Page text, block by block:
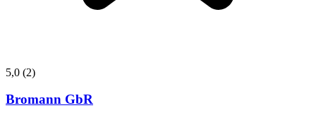
5,0 (2)
Bromann GbR